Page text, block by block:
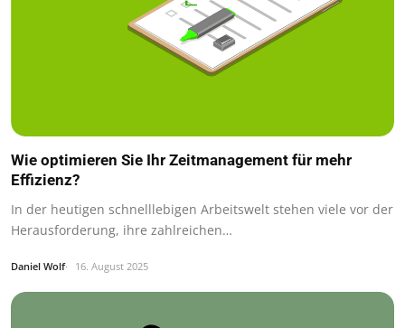
Wie optimieren Sie Ihr Zeitmanagement für mehr
Effizienz?
In der heutigen schnelllebigen Arbeitswelt stehen viele vor der
Herausforderung, ihre zahlreichen…
Daniel Wolf 16. August 2025